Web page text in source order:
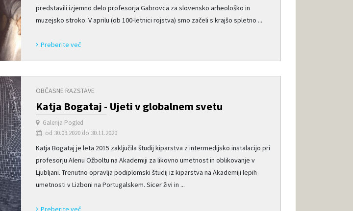
predstavili izjemno delo profesorja Gabrovca za slovensko arheološko in
muzejsko stroko. V aprilu (ob 100-letnici rojstva) smo začeli s krajšo spletno ...
Preberite več
OBČASNE RAZSTAVE
Katja Bogataj - Ujeti v globalnem svetu
Galerija Pogled
od 30.09.2020 do 30.11.2020
Katja Bogataj je leta 2015 zaključila študij kiparstva z intermedijsko instalacijo pri
profesorju Alenu Ožboltu na Akademiji za likovno umetnost in oblikovanje v
Ljubljani. Trenutno opravlja podiplomski študij iz kiparstva na Akademiji lepih
umetnosti v Lizboni na Portugalskem. Sicer živi in ...
Preberite več